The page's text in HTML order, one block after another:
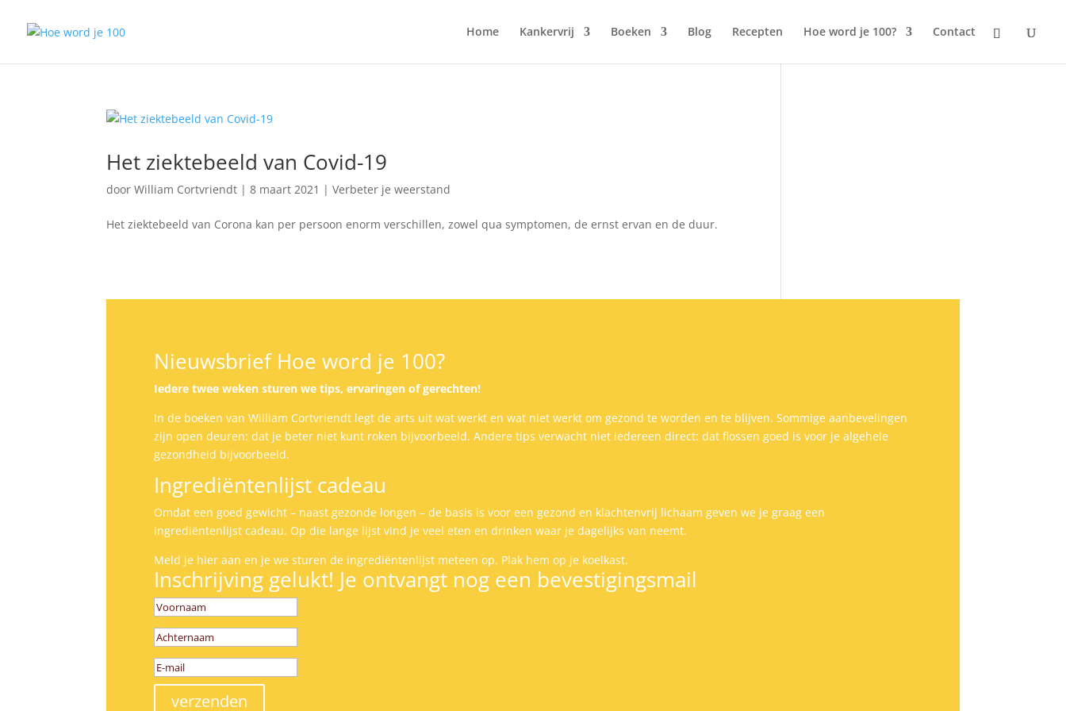
Home Kankervrij Boeken Blog Recepten Hoe word je 100? Contact
Het ziektebeeld van Covid-19
doorWilliam Cortvriendt |8 maart 2021 |Verbeter je weerstand
Het ziektebeeld van Corona kan per persoon enorm verschillen, zowel qua symptomen, de ernst ervan en de duur.
Nieuwsbrief Hoe word je 100?
Iedere twee weken sturen we tips, ervaringen of gerechten!
In de boeken van William Cortvriendt legt de arts uit wat werkt en wat niet werkt om gezond te worden en te blijven. Sommige aanbevelingen
zijn open deuren: dat je beter niet kunt roken bijvoorbeeld. Andere tips verwacht niet iedereen direct: dat flossen goed is voor je algehele
gezondheid bijvoorbeeld.
Ingrediëntenlijst cadeau
Omdat een goed gewicht – naast gezonde longen – de basis is voor een gezond en klachtenvrij lichaam geven we je graag een
ingrediëntenlijst cadeau. Op die lange lijst vind je veel eten en drinken waar je dagelijks van neemt.
Meld je hier aan en je we sturen de ingrediëntenlijst meteen op. Plak hem op je koelkast.
Inschrijving gelukt! Je ontvangt nog een bevestigingsmail
verzenden